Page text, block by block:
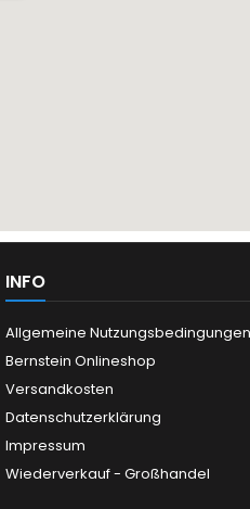
INFO
Allgemeine Nutzungsbedingungen
Bernstein Onlineshop
Versandkosten
Datenschutzerklärung
Impressum
Wiederverkauf - Großhandel